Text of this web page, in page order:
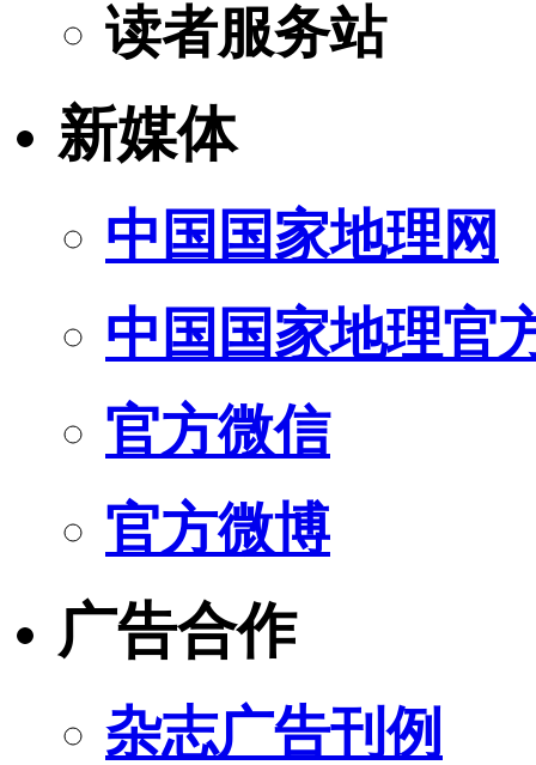
读者服务站
新媒体
中国国家地理网
中国国家地理官
官方微信
官方微博
广告合作
杂志广告刊例